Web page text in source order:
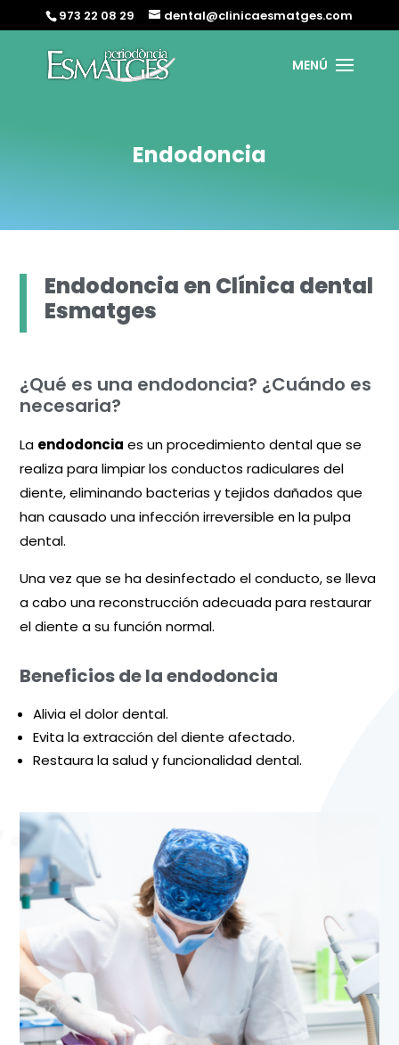
973 22 08 29 dental@clinicaesmatges.com
Endodoncia
Endodoncia en Clínica dental
Esmatges
¿Qué es una endodoncia? ¿Cuándo es
necesaria?
La endodoncia es un procedimiento dental que se
realiza para limpiar los conductos radiculares del
diente, eliminando bacterias y tejidos dañados que
han causado una infección irreversible en la pulpa
dental.
Una vez que se ha desinfectado el conducto, se lleva
a cabo una reconstrucción adecuada para restaurar
eldiente a su función normal.
Beneficios de la endodoncia
Alivia el dolor dental.
Evita la extracción del diente afectado.
Restaura la salud y funcionalidad dental.